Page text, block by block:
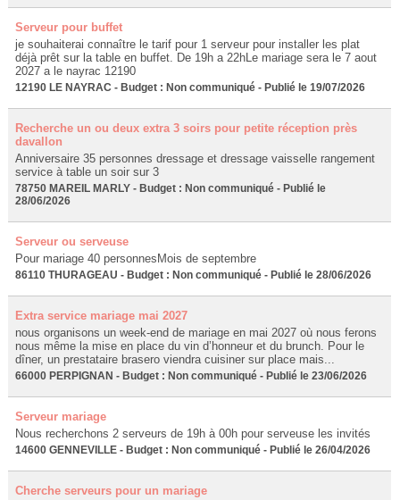
Serveur pour buffet
je souhaiterai connaître le tarif pour 1 serveur pour installer les plat
déjà prêt sur la table en buffet. De 19h a 22hLe mariage sera le 7 aout
2027 a le nayrac 12190
12190 LE NAYRAC - Budget : Non communiqué - Publié le 19/07/2026
Recherche un ou deux extra 3 soirs pour petite réception près
davallon
Anniversaire 35 personnes dressage et dressage vaisselle rangement
service à table un soir sur 3
78750 MAREIL MARLY - Budget : Non communiqué - Publié le
28/06/2026
Serveur ou serveuse
Pour mariage 40 personnesMois de septembre
86110 THURAGEAU - Budget : Non communiqué - Publié le 28/06/2026
Extra service mariage mai 2027
nous organisons un week-end de mariage en mai 2027 où nous ferons
nous même la mise en place du vin d’honneur et du brunch. Pour le
dîner, un prestataire brasero viendra cuisiner sur place mais...
66000 PERPIGNAN - Budget : Non communiqué - Publié le 23/06/2026
Serveur mariage
Nous recherchons 2 serveurs de 19h à 00h pour serveuse les invités
14600 GENNEVILLE - Budget : Non communiqué - Publié le 26/04/2026
Cherche serveurs pour un mariage